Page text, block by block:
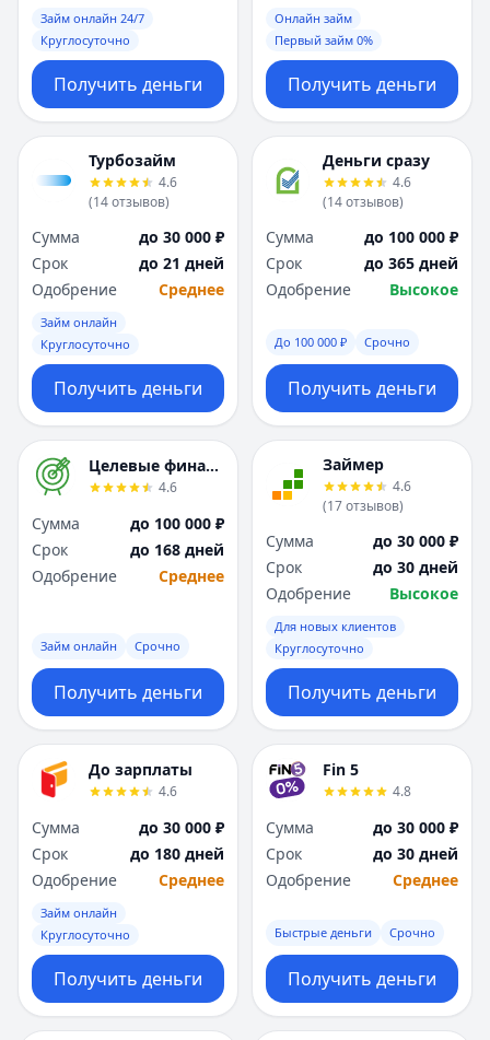
Сочи
Сургут
Т
Тверь
Тольятти
Томск
Тула
Тюмень
Ульяновск
Уфа
Хабаровск
Ч
Чебоксары
Челябинск
Я
Ярославль
Вся Россия
Сочи
Сургут
Т
Тверь
Тольятти
Томск
Тула
Тюмень
Ульяновск
Уфа
Хабаровск
Ч
Чебоксары
Челябинск
Я
Ярославль
Вся Россия
Займ онлайн 24/7
Круглосуточно
Получить деньги
Онлайн займ
Первый займ 0%
Получить деньги
Турбозайм
4.6
(14отзывов)
Сумма
до 30 000 ₽
Срок
до 21 дней
Одобрение
Среднее
Займ онлайн
Круглосуточно
Получить деньги
Деньги сразу
4.6
(14отзывов)
Сумма
до 100 000 ₽
Срок
до 365 дней
Одобрение
Высокое
До 100 000 ₽ Срочно
Получить деньги
Целевые финансы
4.6
Сумма
до 100 000 ₽
Срок
до 168 дней
Одобрение
Среднее
Займ онлайн Срочно
Получить деньги
Займер
4.6
(17отзывов)
Сумма
до 30 000 ₽
Срок
до 30 дней
Одобрение
Высокое
Для новых клиентов
Круглосуточно
Получить деньги
До зарплаты
4.6
Сумма
до 30 000 ₽
Срок
до 180 дней
Одобрение
Среднее
Займ онлайн
Круглосуточно
Получить деньги
Fin 5
4.8
Сумма
до 30 000 ₽
Срок
до 30 дней
Одобрение
Среднее
Быстрые деньги Срочно
Получить деньги